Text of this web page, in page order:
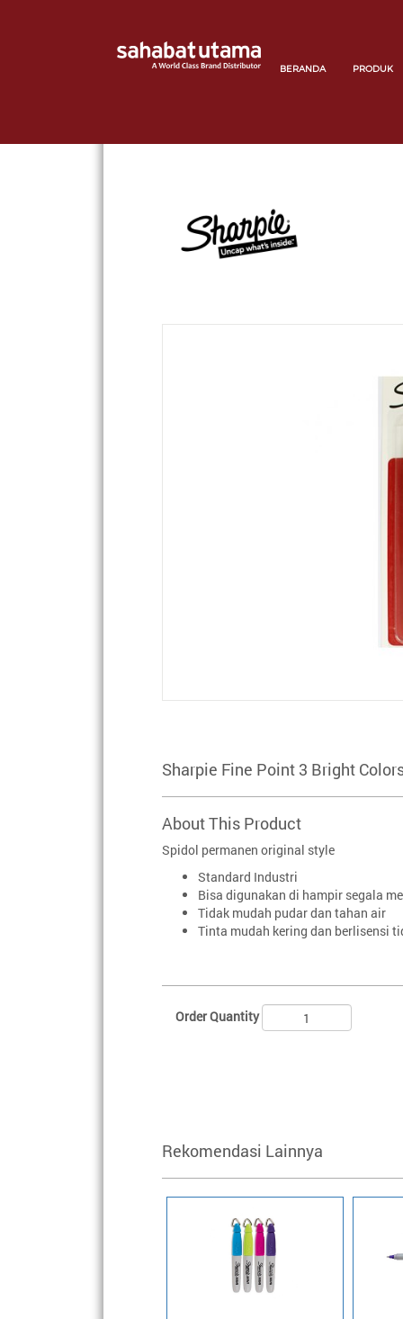
BERANDA PRODUK
Sharpie Fine Point 3 Bright
About This Product
Spidol permanen original style
Standard Industri
Bisa digunakan di hampir segala
Tidak mudah pudar dan tahan air
Tinta mudah kering dan berlisensi
Order Quantity
Rekomendasi Lainnya